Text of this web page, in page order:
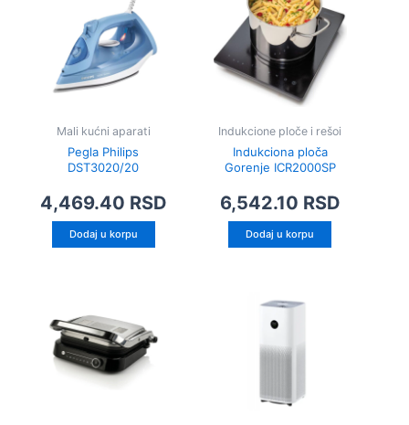
Mali kućni aparati
Pegla Philips
DST3020/20
4,469.40 RSD
Dodaj u korpu
Indukcione ploče i rešoi
Indukciona ploča
Gorenje ICR2000SP
6,542.10 RSD
Dodaj u korpu